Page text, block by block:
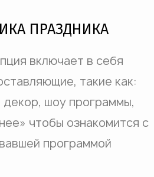
ПРАЗДНИКА
включает в себя
такие как:
декор, шоу программы,
чтобы ознакомится с
программой